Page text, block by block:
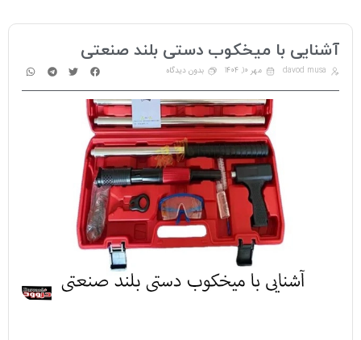
آشنایی با میخکوب دستی بلند صنعتی
davod musa مهر 10, 1404 بدون دیدگاه